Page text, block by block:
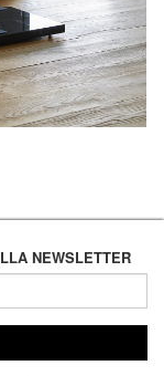
NEWSLETTER